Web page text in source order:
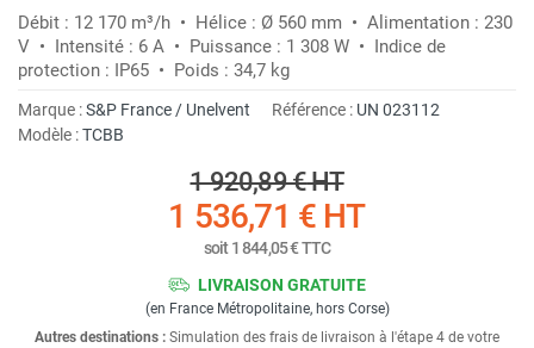
Débit : 12 170 m³/h • Hélice : Ø 560 mm • Alimentation : 230
V • Intensité : 6 A • Puissance : 1 308 W • Indice de
protection : IP65 • Poids : 34,7 kg
Marque :S&P France / Unelvent Référence : UN 023112
Modèle :TCBB
1 920,89 €HT
1 536,71 € HT
soit1 844,05 €TTC
LIVRAISON GRATUITE
(en France Métropolitaine, hors Corse)
Autres destinations : Simulation des frais de livraison à l'étape 4 de votre